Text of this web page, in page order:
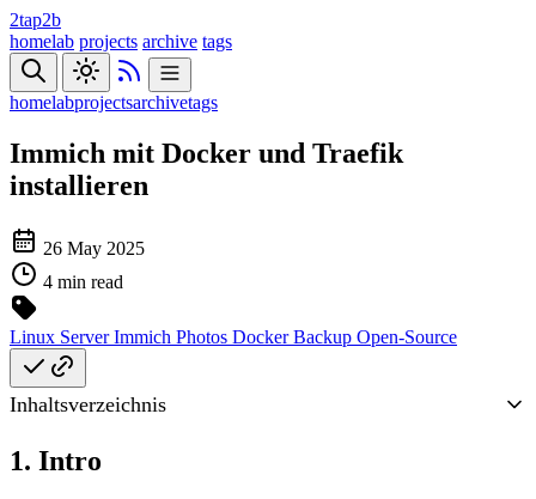
2tap2b
homelab projects archive tags
homelabprojectsarchivetags
Immich mit Docker und Traefik
installieren
26 May 2025
4 min read
Linux ServerImmich Photos DockerBackup Open-Source
Inhaltsverzeichnis
1. Intro